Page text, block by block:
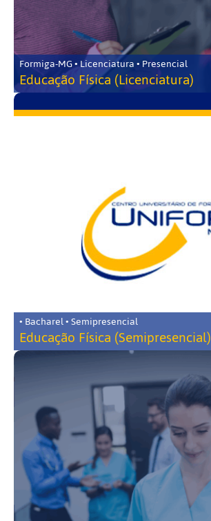
Formiga-MG • Licenciatura • Presencial
Educação Física (Licenciatura)
• Bacharel • Semipresencial
Educação Física (Semipresencial)